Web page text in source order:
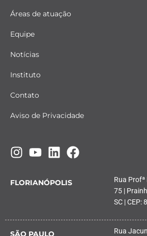
Áreas de atuação
Equipe
Notícias
Instituto
Contato
Aviso de Privacidade
FLORIANÓPOLIS
Rua
75 |
SC | CEP:
SÃO PAULO
Rua